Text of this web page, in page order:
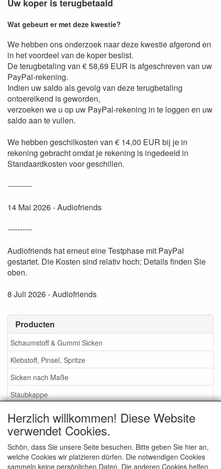
Producten
Schaumstoff & Gummi Sicken
Klebstoff, Pinsel, Spritze
Sicken nach Maße
Staubkappe
Service
Schaumstoff oder Gummi Sicken?
Uw koper is terugbetaald
Wat gebeurt er met deze kwestie?
We hebben ons onderzoek naar deze kwestie afgerond en
in het voordeel van de koper beslist.
De terugbetaling van € 58,69 EUR is afgeschreven van uw
PayPal-rekening.
Indien uw saldo als gevolg van deze terugbetaling
ontoereikend is geworden,
verzoeken we u op uw PayPal-rekening in te loggen en uw
saldo aan te vullen.
We hebben geschilkosten van € 14,00 EUR bij je in
rekening gebracht omdat je rekening is ingedeeld in
Standaardkosten voor geschillen.
----------
14 Mai 2026 - Audiofriends
----------
Audiofriends hat erneut eine Testphase mit PayPal
gestartet. Die Kosten sind relativ hoch; Details finden Sie
oben.
8 Juli 2026 - Audiofriends
Herzlich willkommen! Diese Website
verwendet Cookies.
Schön, dass Sie unsere Seite besuchen. Bitte geben Sie hier an,
welche Cookies wir platzieren dürfen. Die notwendigen Cookies
sammeln keine persönlichen Daten. Die anderen Cookies helfen